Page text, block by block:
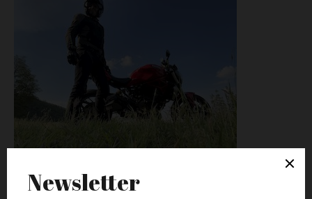
Giri-in-moto.it è un blog indipendente. Mototurismo, racconti di
viaggio e itinerari in moto, eventi, test ride, recensioni e prove di
abbigliamento tecnico e accessori. Questo è il mio blog. Io sono
Alessandro, un motociclista della domenica. Con base a Padova,